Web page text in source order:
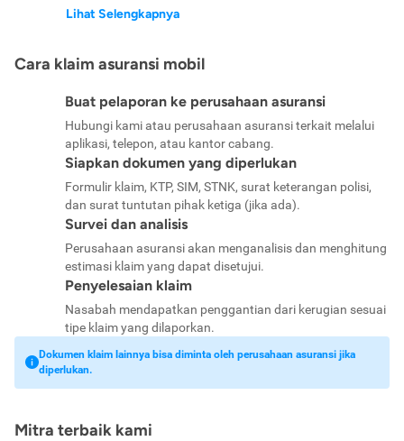
Lihat Selengkapnya
Cara klaim asuransi mobil
Buat pelaporan ke perusahaan asuransi
Hubungi kami atau perusahaan asuransi terkait melalui
aplikasi, telepon, atau kantor cabang.
Siapkan dokumen yang diperlukan
Formulir klaim, KTP, SIM, STNK, surat keterangan polisi,
dan surat tuntutan pihak ketiga (jika ada).
Survei dan analisis
Perusahaan asuransi akan menganalisis dan menghitung
estimasi klaim yang dapat disetujui.
Penyelesaian klaim
Nasabah mendapatkan penggantian dari kerugian sesuai
tipe klaim yang dilaporkan.
Dokumen klaim lainnya bisa diminta oleh perusahaan asuransi jika
diperlukan.
Mitra terbaik kami